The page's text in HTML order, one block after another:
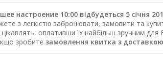
настроение 10:00 відбудеться 5 січня
з легкістю забронювати, замовити та
оплативши їх найбільш зручним
зробите замовлення квитка з доставкою